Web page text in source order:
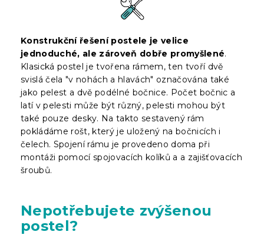
Konstrukční řešení postele je velice
jednoduché, ale zároveň dobře promyšlené.
Klasická postel je tvořena rámem, ten tvoří dvě
svislá čela "v nohách a hlavách" označována také
jako pelest a dvě podélné bočnice. Počet bočnic a
latí v pelesti může být různý, pelesti mohou být
také pouze desky. Na takto sestavený rám
pokládáme rošt, který je uložený na bočnicích i
čelech. Spojení rámu je provedeno doma při
montáži pomocí spojovacích kolíků a a zajišťovacích
šroubů.
Nepotřebujete zvýšenou
postel?